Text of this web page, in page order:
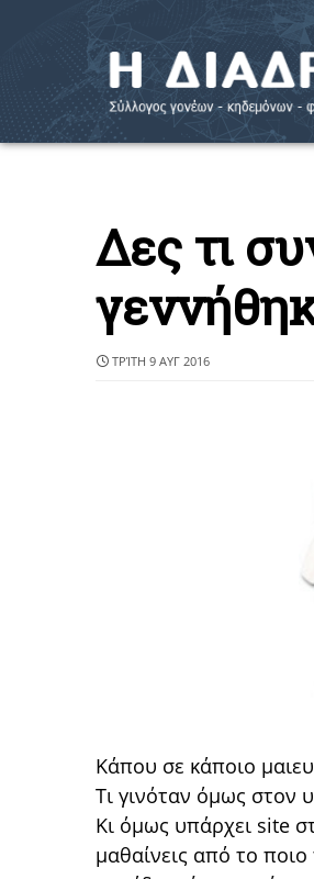
Δες τι
ΤΡΊΤΗ 9 ΑΥΓ 2016
Κάπου σε κάποιο
Τι γινόταν όμως στον
Κι όμως υπάρχει site
μαθαίνεις από το ποιο